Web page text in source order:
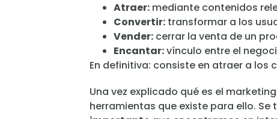
Atraer: mediante contenidos
Convertir: transformar a los
Vender: cerrar la venta de un
Encantar:vínculo entre el
En definitiva: consiste en atraer a los
Una vez explicado qué es el
herramientas que existe para ello.